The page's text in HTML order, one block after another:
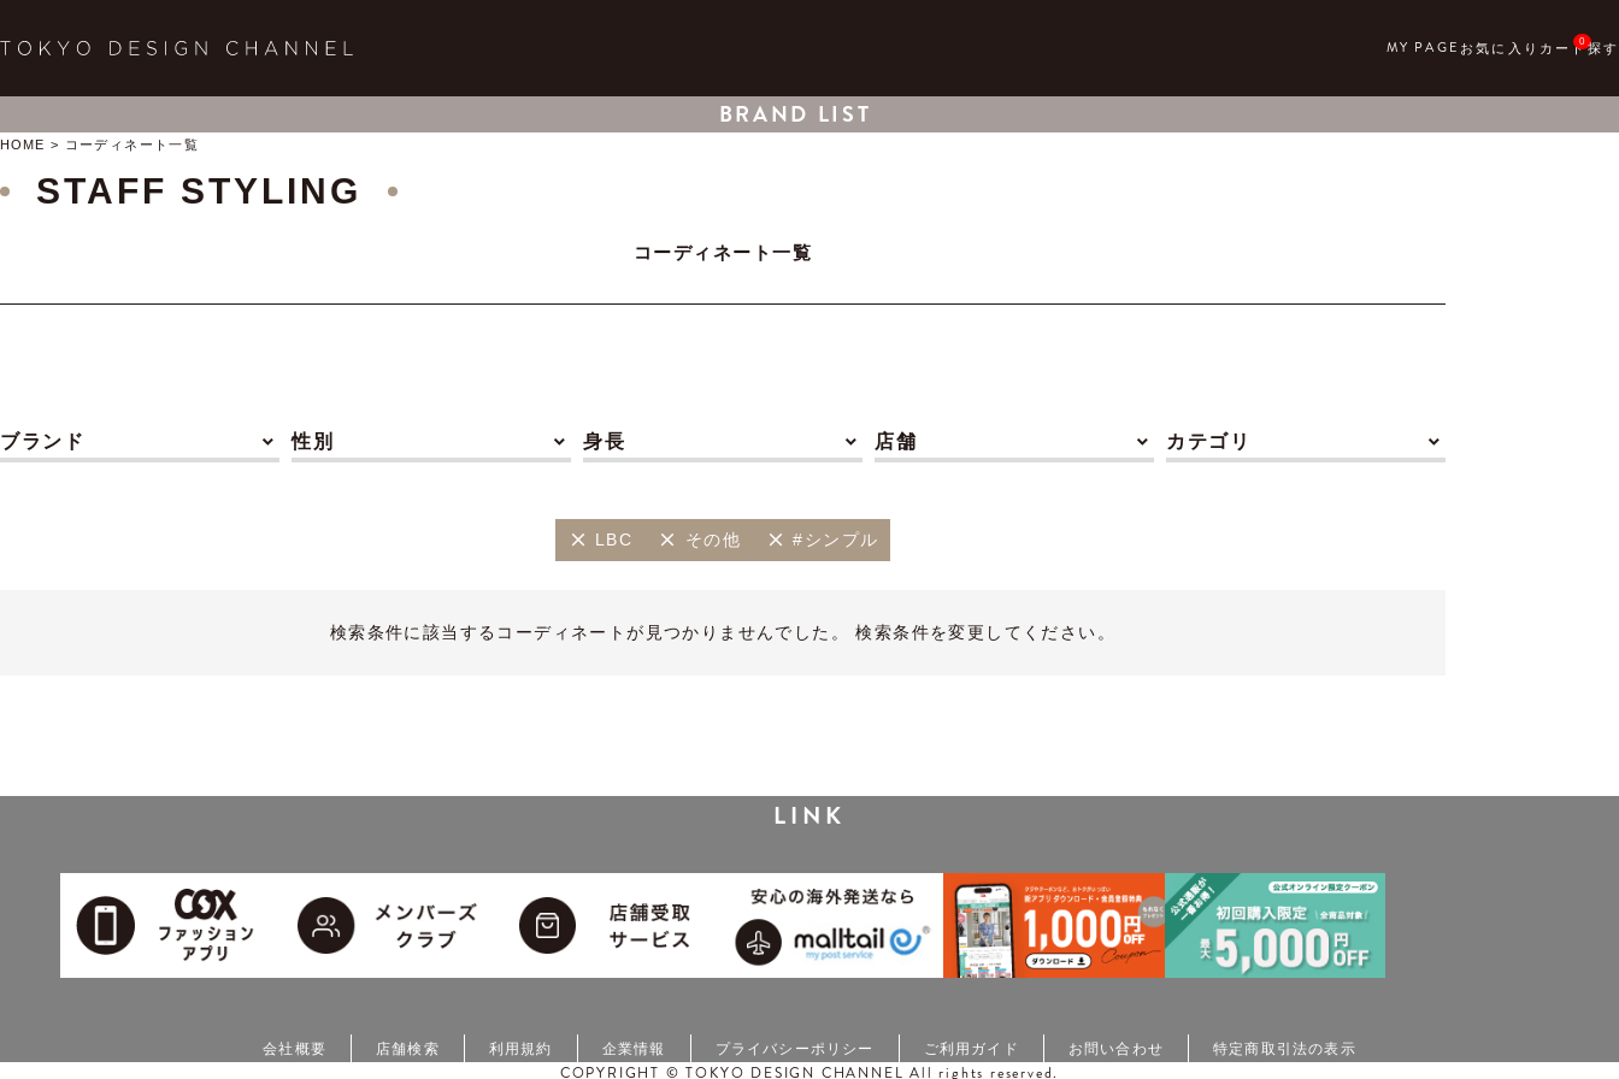
0
BRAND LIST
HOME コーディネート一覧
STAFF STYLING
コーディネート一覧
ブランド 性別 身長 店舗 カテゴリ
LBC その他 #シンプル
検索条件に該当するコーディネートが見つかりませんでした。 検索条件を変更してください。
LINK
会社概要 店舗検索 利用規約 企業情報 プライバシーポリシー ご利用ガイド お問い合わせ 特定商取引法の表示
COPYRIGHT © TOKYO DESIGN CHANNEL All rights reserved.